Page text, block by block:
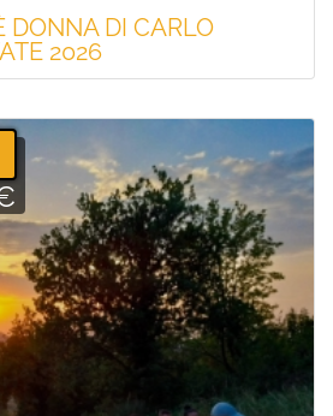
DONNA DI CARLO
2026